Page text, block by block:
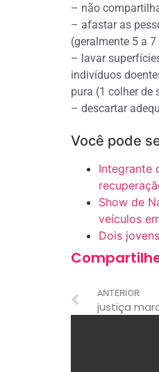
– não
– afastar as
(geralmente 5 a
– lavar
indivíduos
pura (1 colher de
– descartar
Você pode
Integrante
Show de
veículos
Dois
ANTERIOR